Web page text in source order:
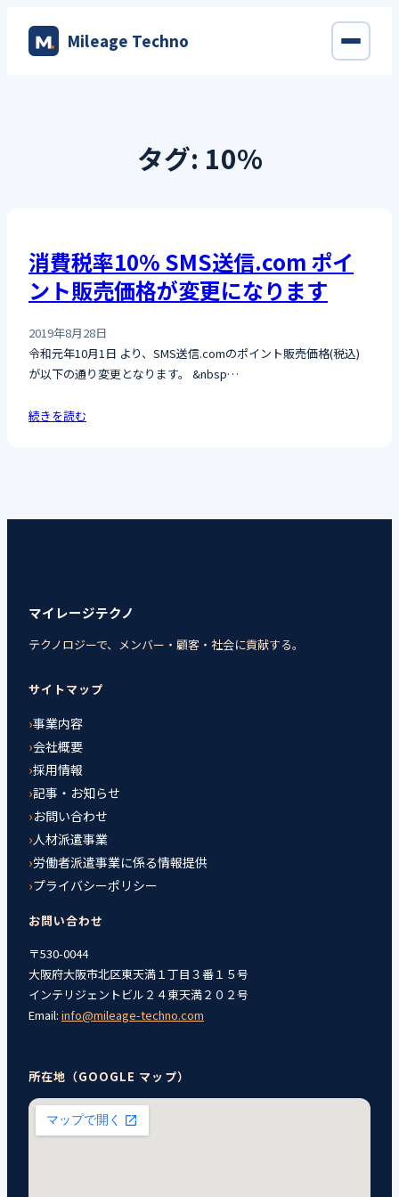
Mileage Techno
タグ: 10%
消費税率10% SMS送信.com ポイ
ント販売価格が変更になります
2019年8月28日
令和元年10月1日 より、SMS送信.comのポイント販売価格(税込)
が以下の通り変更となります。 &nbsp…
続きを読む
マイレージテクノ
テクノロジーで、メンバー・顧客・社会に貢献する。
サイトマップ
事業内容
会社概要
採用情報
記事・お知らせ
お問い合わせ
人材派遣事業
労働者派遣事業に係る情報提供
プライバシーポリシー
お問い合わせ
〒530-0044
大阪府大阪市北区東天満１丁目３番１５号
インテリジェントビル２４東天満２０２号
Email: info@mileage-techno.com
所在地（GOOGLE マップ）